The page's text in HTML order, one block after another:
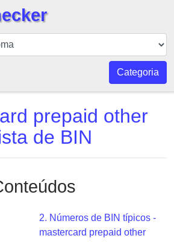
Categoria
prepaid other
de BIN
2. Números de BIN típicos -
mastercard prepaid other